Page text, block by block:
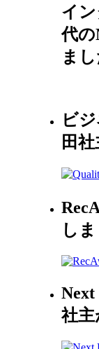
イ
代の
ま
ビ
田
し
Next
社